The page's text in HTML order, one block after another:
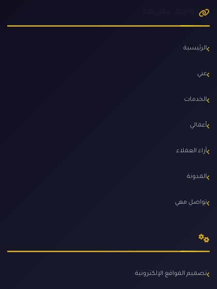
الرئيسية
عني
الخدمات
أعمالي
آراء العملاء
المدونة
تواصل معي
تصميم المواقع الإلكترونية